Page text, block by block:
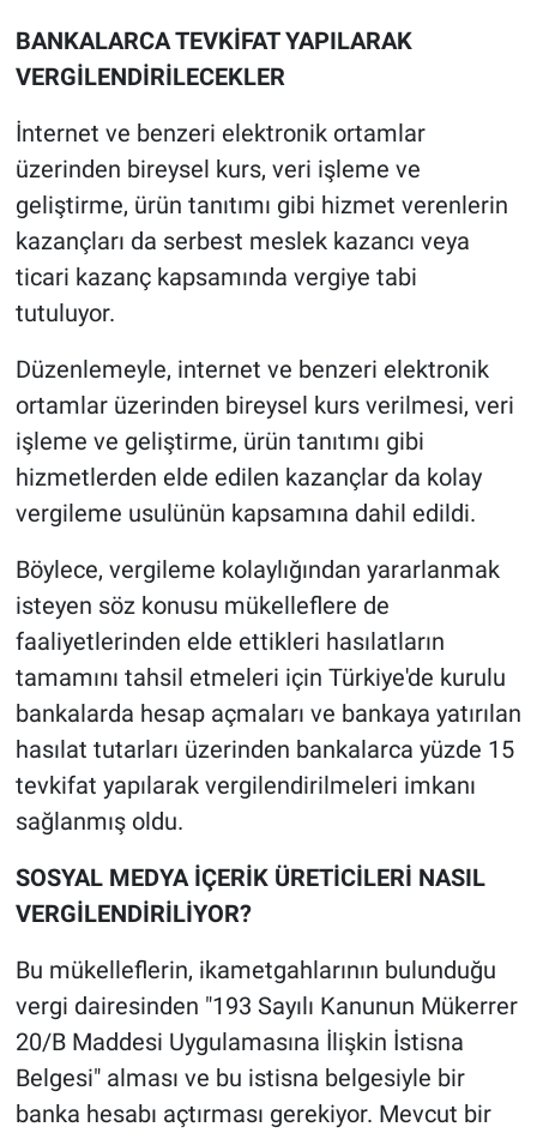
BANKALARCA TEVKİFAT YAPILARAK
VERGİLENDİRİLECEKLER
İnternet ve benzeri elektronik ortamlar
üzerinden bireysel kurs, veri işleme ve
geliştirme, ürün tanıtımı gibi hizmet verenlerin
kazançları da serbest meslek kazancı veya
ticari kazanç kapsamında vergiye tabi
tutuluyor.
Düzenlemeyle, internet ve benzeri elektronik
ortamlar üzerinden bireysel kurs verilmesi, veri
işleme ve geliştirme, ürün tanıtımı gibi
hizmetlerden elde edilen kazançlar da kolay
vergileme usulünün kapsamına dahil edildi.
Böylece, vergileme kolaylığından yararlanmak
isteyen söz konusu mükelleflere de
faaliyetlerinden elde ettikleri hasılatların
tamamını tahsil etmeleri için Türkiye'de kurulu
bankalarda hesap açmaları ve bankaya yatırılan
hasılat tutarları üzerinden bankalarca yüzde 15
tevkifat yapılarak vergilendirilmeleri imkanı
sağlanmış oldu.
SOSYAL MEDYA İÇERİK ÜRETİCİLERİ NASIL
VERGİLENDİRİLİYOR?
Bu mükelleflerin, ikametgahlarının bulunduğu
vergi dairesinden "193 Sayılı Kanunun Mükerrer
20/B Maddesi Uygulamasına İlişkin İstisna
Belgesi" alması ve bu istisna belgesiyle bir
banka hesabı açtırması gerekiyor. Mevcut bir